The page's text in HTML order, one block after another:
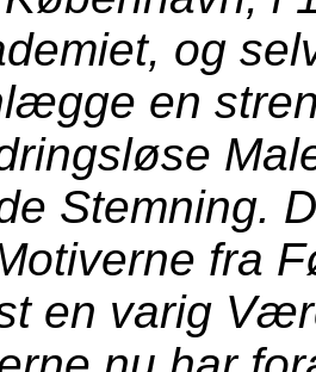
og
en
Stemning.
fra
en varig